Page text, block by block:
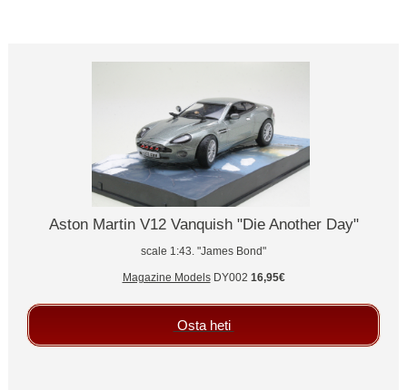
Aston Martin V12 Vanquish "Die Another Day"
scale 1:43. "James Bond"
Magazine ModelsDY002 16,95€
Osta heti